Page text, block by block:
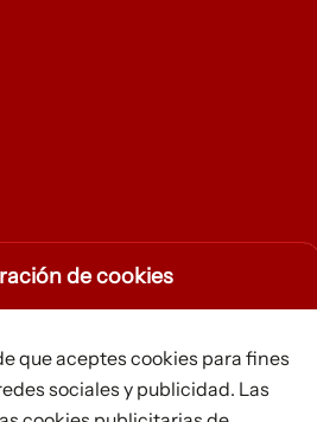
de cookies
que aceptes cookies para fines
sociales y publicidad. Las